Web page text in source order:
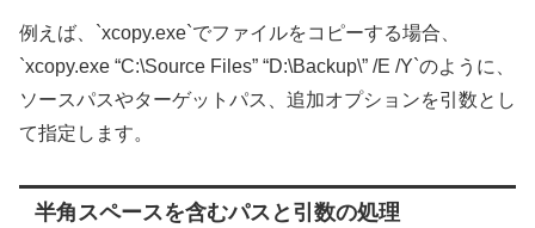
例えば、`xcopy.exe`でファイルをコピーする場合、
`xcopy.exe “C:\Source Files” “D:\Backup\” /E /Y`のように、
ソースパスやターゲットパス、追加オプションを引数とし
て指定します。
半角スペースを含むパスと引数の処理